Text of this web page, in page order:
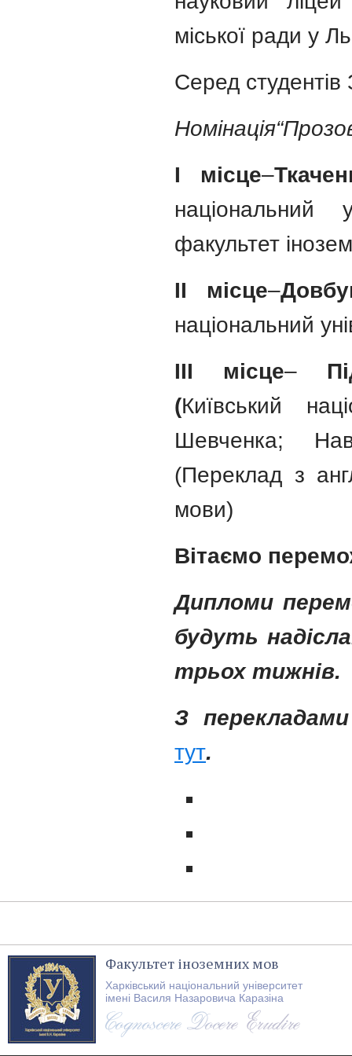
міської ради у
Серед
І місце–
національний
факультет
ІІ місце–
національний
ІІІ місце–
(Київський
Шевченка;
(Переклад з
мови)
Вітаємо
Дипломи
будуть
трьох тижнів.
З
тут.
Факультет іноземних мов
Харківський національний університет
імені Василя Назаровича Каразіна